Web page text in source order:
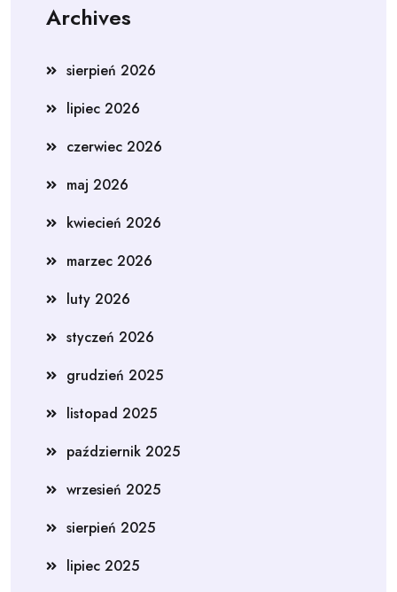
Archives
sierpień 2026
lipiec 2026
czerwiec 2026
maj 2026
kwiecień 2026
marzec 2026
luty 2026
styczeń 2026
grudzień 2025
listopad 2025
październik 2025
wrzesień 2025
sierpień 2025
lipiec 2025